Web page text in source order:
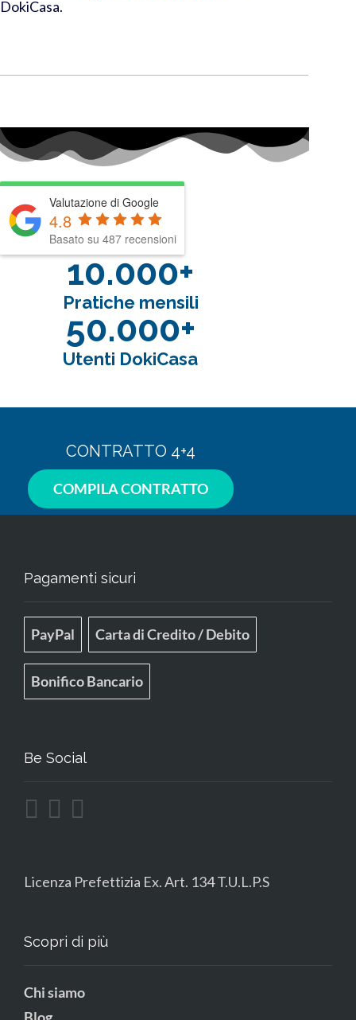
DokiCasa.
Valutazione di Google
4.8
Basato su 487 recensioni
10.000+
Pratiche mensili
50.000+
Utenti DokiCasa
CONTRATTO 4+4
COMPILA CONTRATTO
Pagamenti sicuri
PayPal Carta di Credito / Debito
Bonifico Bancario
Be Social
Licenza Prefettizia Ex. Art. 134 T.U.L.P.S
Scopri di più
Chi siamo